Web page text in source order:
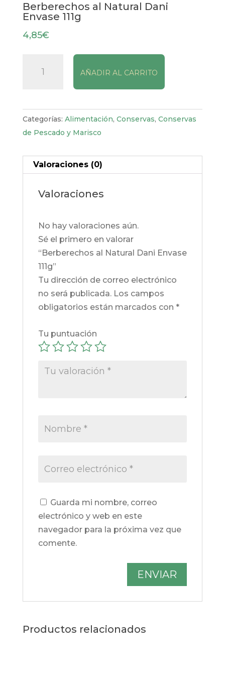
Berberechos al Natural Dani
Envase 111g
4,85€
Envase
111g
AÑADIR AL CARRITO
Categorías: Alimentación, Conservas, Conservas
de Pescado y Marisco
Valoraciones (0)
Valoraciones
No hay valoraciones aún.
Sé el primero en valorar
“Berberechos al Natural Dani Envase
111g”
Tu dirección de correo electrónico
no será publicada. Los campos
obligatorios están marcados con *
Tu puntuación
Guarda mi nombre, correo
electrónico y web en este
navegador para la próxima vez que
comente.
Productos relacionados